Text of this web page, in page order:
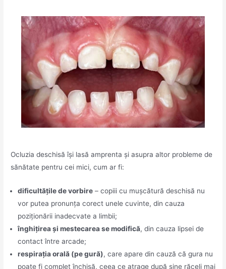
Ocluzia deschisă își lasă amprenta și asupra altor probleme de
sănătate pentru cei mici, cum ar fi:
dificultățile de vorbire– copiii cu mușcătură deschisă nu
vor putea pronunța corect unele cuvinte, din cauza
poziționării inadecvate a limbii;
înghițirea și mestecarea se modifică, din cauza lipsei de
contact între arcade;
respirația orală (pe gură), care apare din cauză că gura nu
poate fi complet închisă, ceea ce atrage după sine răceli mai